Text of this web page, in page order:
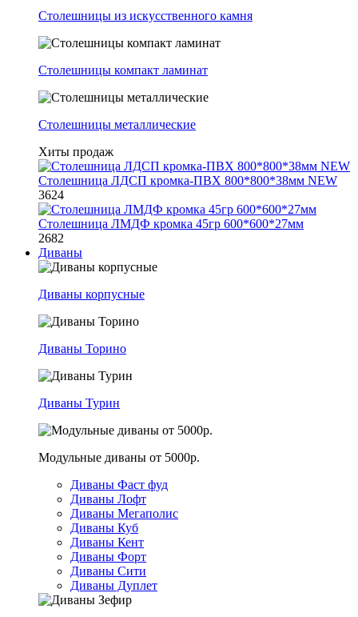
Столешницы из искусственного камня
Столешницы компакт ламинат
Столешницы металлические
Хиты продаж
Столешница ЛДСП кромка-ПВХ 800*800*38мм NEW
3624
Столешница ЛМДФ кромка 45гр 600*600*27мм
2682
Диваны
Диваны корпусные
Диваны Торино
Диваны Турин
Модульные диваны от 5000р.
Диваны Фаст фуд
Диваны Лофт
Диваны Мегаполис
Диваны Куб
Диваны Кент
Диваны Форт
Диваны Сити
Диваны Дуплет